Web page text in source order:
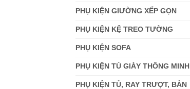
PHỤ KIỆN GIƯỜNG XẾP GỌN
PHỤ KIỆN KỆ TREO TƯỜNG
PHỤ KIỆN SOFA
PHỤ KIỆN TỦ GIÀY THÔNG MINH
PHỤ KIỆN TỦ, RAY TRƯỢT, BẢN